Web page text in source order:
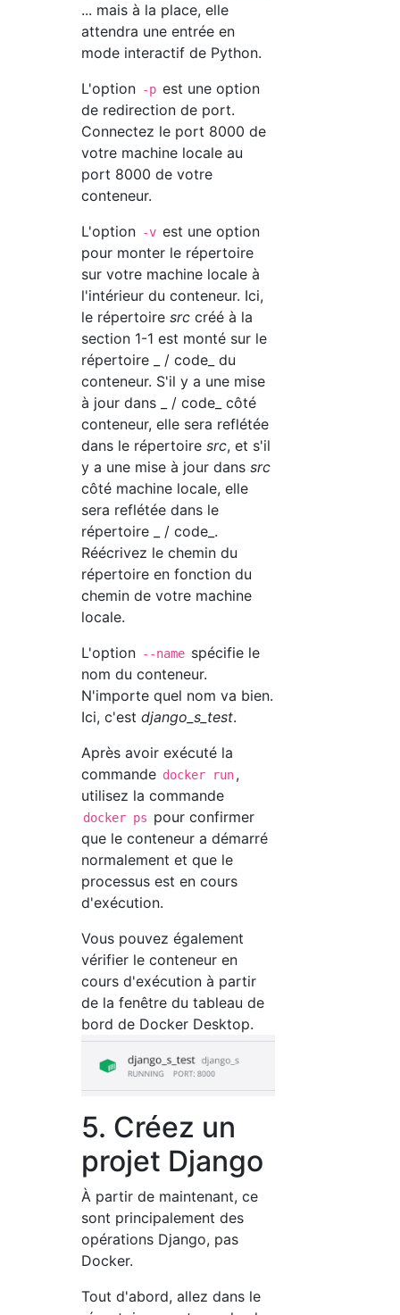
... mais à la place, elle
attendra une entrée en
mode interactif de Python.
L'option -p est une option
de redirection de port.
Connectez le port 8000 de
votre machine locale au
port 8000 de votre
conteneur.
L'option -v est une option
pour monter le répertoire
sur votre machine locale à
l'intérieur du conteneur. Ici,
le répertoiresrc créé à la
section 1-1 est monté sur le
répertoire _ / code_ du
conteneur. S'il y a une mise
à jour dans _ / code_ côté
conteneur, elle sera reflétée
dans le répertoiresrc, et s'il
y a une mise à jour danssrc
côté machine locale, elle
sera reflétée dans le
répertoire _ / code_.
Réécrivez le chemin du
répertoire en fonction du
chemin de votre machine
locale.
L'option --name spécifie le
nom du conteneur.
N'importe quel nom va bien.
Ici, c'estdjango_s_test.
Après avoir exécuté la
commande docker run,
utilisez la commande
docker ps pour confirmer
que le conteneur a démarré
normalement et que le
processus est en cours
d'exécution.
Vous pouvez également
vérifier le conteneur en
cours d'exécution à partir
de la fenêtre du tableau de
bord de Docker Desktop.
5. Créez un
projet Django
À partir de maintenant, ce
sont principalement des
opérations Django, pas
Docker.
Tout d'abord, allez dans le